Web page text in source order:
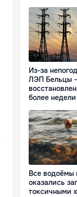
Из-за
ЛЭП Бельцы
более недели
Все водоёмы
оказались
токсичными